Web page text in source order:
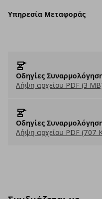
Υπηρεσία Μεταφοράς
Οδηγίες
Λήψη αρχείου PDF (3
Οδηγίες
Λήψη αρχείου PDF (707